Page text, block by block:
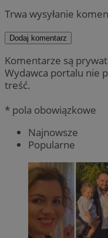
Trwa wysyłanie
Dodaj komentarz
Komentarze są
Wydawca portalu nie
treść.
* pola obowiązkowe
Najnowsze
Popularne